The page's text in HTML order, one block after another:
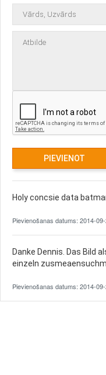
Holy concsie data
Pievienošanas datums: 2014-
Danke Dennis. Das Bild
einzeln
Pievienošanas datums: 2014-